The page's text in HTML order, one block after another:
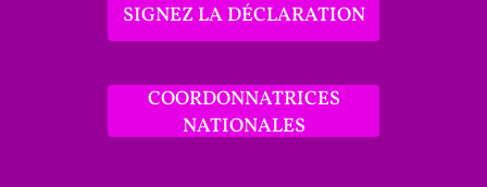
SIGNEZ LA DÉCLARATION
COORDONNATRICES
NATIONALES